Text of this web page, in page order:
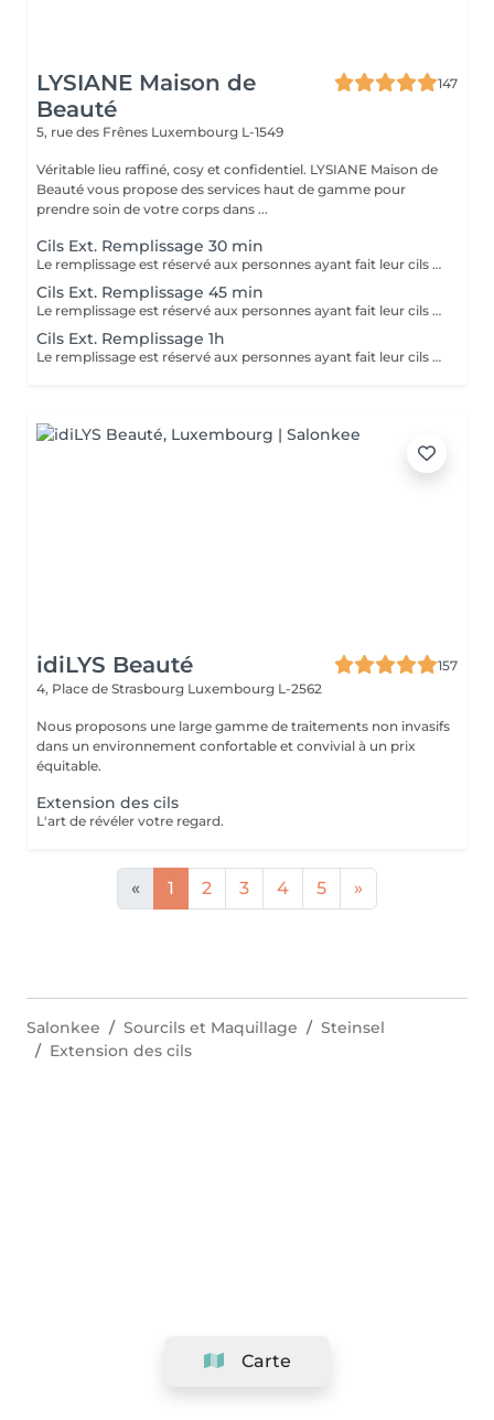
LYSIANE Maison de
Beauté
147
5, rue des Frênes Luxembourg L-1549
Véritable lieu raffiné, cosy et confidentiel. LYSIANE Maison de
Beauté vous propose des services haut de gamme pour
prendre soin de votre corps dans ...
Cils Ext. Remplissage 30 min
Le remplissage est réservé aux personnes ayant fait leur cils chez nous uniquement. Voir description dans la réservation d'une première pose.
Cils Ext. Remplissage 45 min
Le remplissage est réservé aux personnes ayant fait leur cils chez nous uniquement. Voir description dans la réservation d'une première pose.
Cils Ext. Remplissage 1h
Le remplissage est réservé aux personnes ayant fait leur cils chez nous uniquement. Voir description dans la réservation d'une première pose.
idiLYS Beauté
157
4, Place de Strasbourg Luxembourg L-2562
Nous proposons une large gamme de traitements non invasifs
dans un environnement confortable et convivial à un prix
équitable.
Extension des cils
L'art de révéler votre regard.
« 1 2 3 4 5 »
Carte
Salonkee Sourcils et Maquillage
Steinsel
Extension des cils